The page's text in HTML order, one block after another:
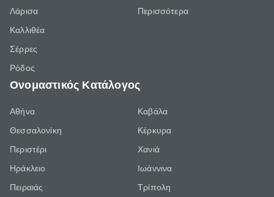
Λάρισα
Καλλιθέα
Σέρρες
Ρόδος
Περισσότερα
Ονομαστικός Κατάλογος
Αθήνα
Θεσσαλονίκη
Περιστέρι
Ηράκλειο
Πειραιάς
Καβάλα
Κέρκυρα
Χανιά
Ιωάννινα
Τρίπολη